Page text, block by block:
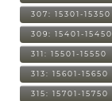
307: 15301-15350
309: 15401-15450
311: 15501-15550
313: 15601-15650
315: 15701-15750